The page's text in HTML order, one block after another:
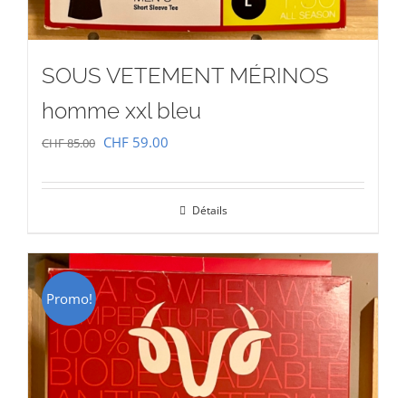
SOUS VETEMENT MÉRINOS
homme xxl bleu
CHF85.00 Le
initial
CHF 85.00.
CHF 59.00
actuel
CHF 59.00.
Détails
Promo!